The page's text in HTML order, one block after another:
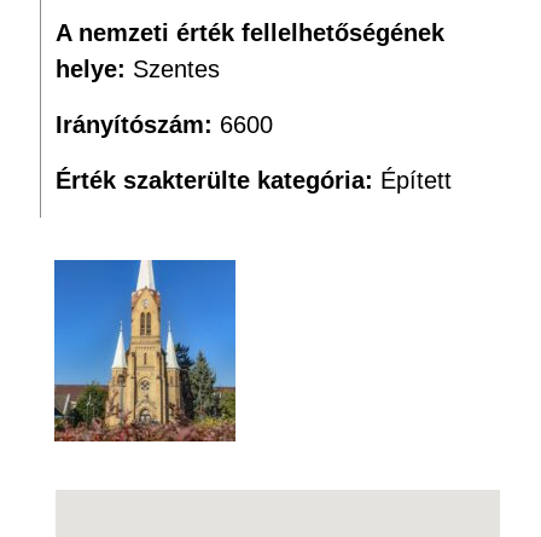
A nemzeti érték fellelhetőségének
helye: Szentes
Irányítószám: 6600
Érték szakterülte kategória: Épített